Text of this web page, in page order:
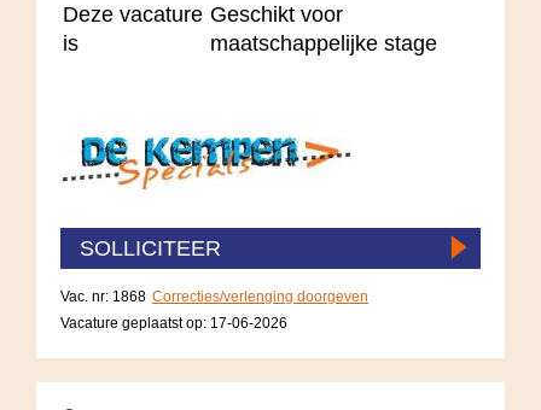
Deze vacature
is
Geschikt voor
maatschappelijke stage
SOLLICITEER
Vac. nr: 1868 Correcties/verlenging doorgeven
Vacature geplaatst op: 17-06-2026